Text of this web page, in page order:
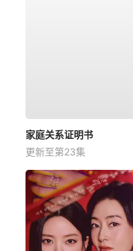
家庭关系证明书
更新至第23集